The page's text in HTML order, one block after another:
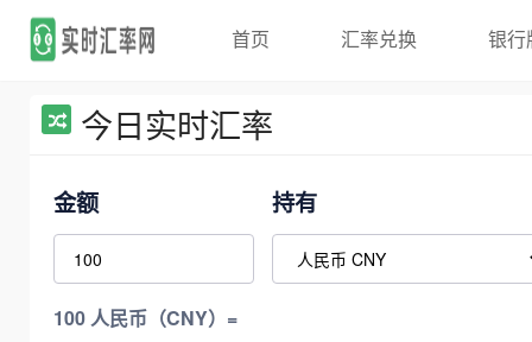
首页 汇率兑换 银行
今日实时汇率
金额 持有
100 人民币（CNY）=